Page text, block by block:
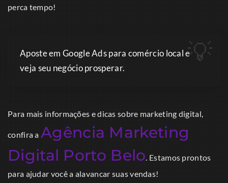
perca tempo!
Aposte em Google Ads para comércio local e
veja seu negócio prosperar.
Para mais informações e dicas sobre marketing digital,
confira a Agência Marketing
Digital Porto Belo . Estamos prontos
para ajudar você a alavancar suas vendas!